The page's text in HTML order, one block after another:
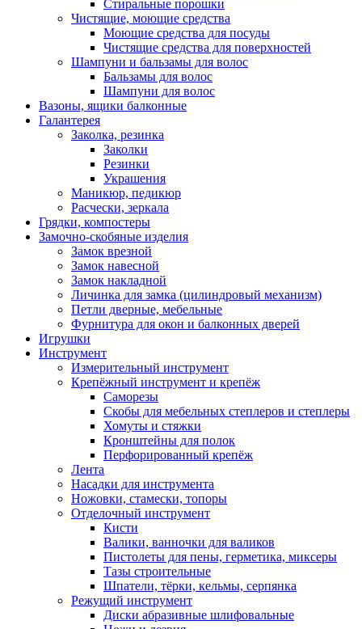
Стиральные порошки
Чистящие, моющие средства
Моющие средства для посуды
Чистящие средства для поверхностей
Шампуни и бальзамы для волос
Бальзамы для волос
Шампуни для волос
Вазоны, ящики балконные
Галантерея
Заколка, резинка
Заколки
Резинки
Украшения
Маникюр, педикюр
Расчески, зеркала
Грядки, компостеры
Замочно-скобяные изделия
Замок врезной
Замок навесной
Замок накладной
Личинка для замка (цилиндровый механизм)
Петли дверные, мебельные
Фурнитура для окон и балконных дверей
Игрушки
Инструмент
Измерительный инструмент
Крепёжный инструмент и крепёж
Саморезы
Скобы для мебельных степлеров и степлеры
Хомуты и стяжки
Кронштейны для полок
Перфорированный крепёж
Лента
Насадки для инструмента
Ножовки, стамески, топоры
Отделочный инструмент
Кисти
Валики, ванночки для валиков
Пистолеты для пены, герметика, миксеры
Тазы строительные
Шпатели, тёрки, кельмы, серпянка
Режущий инструмент
Диски абразивные шлифовальные